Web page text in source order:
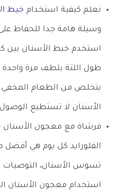
تعلم كيفية استخدام خيط
وسيلة هامة جدا للحفاظ
استخدم خيط الأسنان بين
طول اللثة بلطف مرة واحدة
يتخلص من الطعام
الأسنان لا تستطيع الوصول
فرشاة مع معجون الأسنان
الفلورايد كل يوم هي أفضل
تسوس الأسنان، التوصيات
استخدام معجون الأسنان